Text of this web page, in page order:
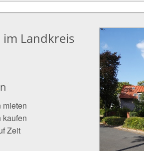
Landkreis
mieten
kaufen
Zeit